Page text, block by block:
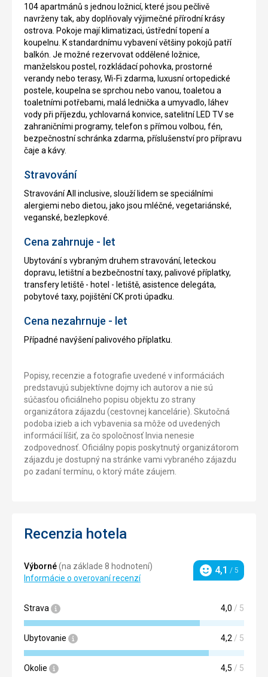
104 apartmánů s jednou ložnicí, které jsou pečlivě
navrženy tak, aby doplňovaly výjimečné přírodní krásy
ostrova. Pokoje mají klimatizaci, ústřední topení a
koupelnu. K standardnímu vybavení většiny pokojů patří
balkón. Je možné rezervovat oddělené ložnice,
manželskou postel, rozkládací pohovka, prostorné
verandy nebo terasy, Wi-Fi zdarma, luxusní ortopedické
postele, koupelna se sprchou nebo vanou, toaletou a
toaletními potřebami, malá lednička a umyvadlo, láhev
vody při příjezdu, ychlovarná konvice, satelitní LED TV se
zahraničními programy, telefon s přímou volbou, fén,
bezpečnostní schránka zdarma, příslušenství pro přípravu
čaje a kávy.
Stravování
Stravování All inclusive, slouží lidem se speciálními
alergiemi nebo dietou, jako jsou mléčné, vegetariánské,
veganské, bezlepkové.
Cena zahrnuje - let
Ubytování s vybraným druhem stravování, leteckou
dopravu, letištní a bezbečnostní taxy, palivové příplatky,
transfery letiště - hotel - letiště, asistence delegáta,
pobytové taxy, pojištění CK proti úpadku.
Cena nezahrnuje - let
Případné navýšení palivového příplatku.
Popisy, recenzie a fotografie uvedené v informáciách
predstavujú subjektívne dojmy ich autorov a nie sú
súčasťou oficiálneho popisu objektu zo strany
organizátora zájazdu (cestovnej kancelárie). Skutočná
podoba izieb a ich vybavenia sa môže od uvedených
informácií líšiť, za čo spoločnosť Invia nenesie
zodpovednosť. Oficiálny popis poskytnutý organizátorom
zájazdu je dostupný na stránke vami vybraného zájazdu
po zadaní termínu, o ktorý máte záujem.
Recenzia hotela
Výborné(na základe 8 hodnotení)
Informácie o overovaní recenzí
Hodnotenie
4,1 / 5
Strava 4,0 / 5
Ubytovanie 4,2 / 5
Okolie 4,5 / 5